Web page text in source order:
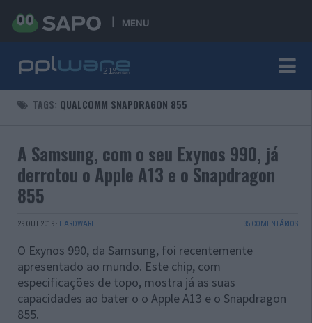
MENU
TAGS: QUALCOMM SNAPDRAGON 855
A Samsung, com o seu Exynos 990, já
derrotou o Apple A13 e o Snapdragon
855
29 OUT 2019 · HARDWARE 35 COMENTÁRIOS
O Exynos 990, da Samsung, foi recentemente
apresentado ao mundo. Este chip, com
especificações de topo, mostra já as suas
capacidades ao bater o o Apple A13 e o Snapdragon
855.